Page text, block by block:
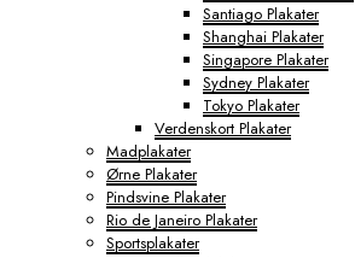
Santiago Plakater
Shanghai Plakater
Singapore Plakater
Sydney Plakater
Tokyo Plakater
Verdenskort Plakater
Madplakater
Ørne Plakater
Pindsvine Plakater
Rio de Janeiro Plakater
Sportsplakater